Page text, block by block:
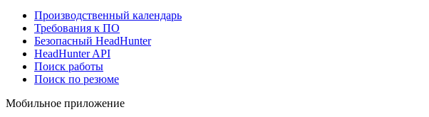
Производственный календарь
Требования к ПО
Безопасный HeadHunter
HeadHunter API
Поиск работы
Поиск по резюме
Мобильное приложение